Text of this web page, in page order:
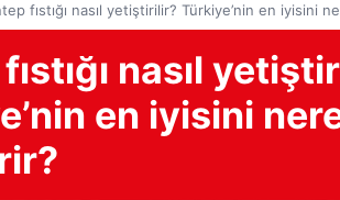
fıstığı nasıl yetiştirilir? Türkiye’nin en iyisini
nasıl
en iyisini